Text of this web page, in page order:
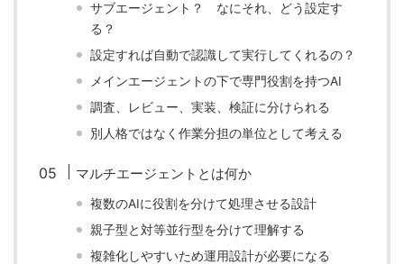
サブエージェント？ なにそれ、どう設定す
る？
設定すれば自動で認識して実行してくれるの？
メインエージェントの下で専門役割を持つAI
調査、レビュー、実装、検証に分けられる
別人格ではなく作業分担の単位として考える
マルチエージェントとは何か
複数のAIに役割を分けて処理させる設計
親子型と対等並行型を分けて理解する
複雑化しやすいため運用設計が必要になる